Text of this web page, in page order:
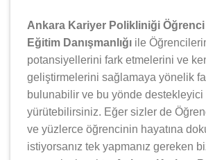
Ankara Kariyer Polikliniği
Eğitim Danışmanlığı ile
potansiyellerini fark etmelerini ve
geliştirmelerini sağlamaya yönelik
bulunabilir ve bu yönde destekleyici
yürütebilirsiniz. Eğer sizler de
ve yüzlerce öğrencinin hayatına
istiyorsanız tek yapmanız gereken